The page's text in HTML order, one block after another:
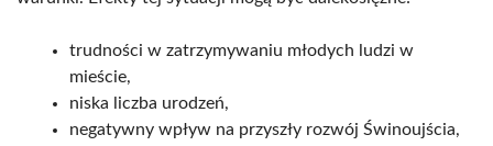
trudności w zatrzymywaniu młodych ludzi w
mieście,
niska liczba urodzeń,
negatywny wpływ na przyszły rozwój Świnoujścia,